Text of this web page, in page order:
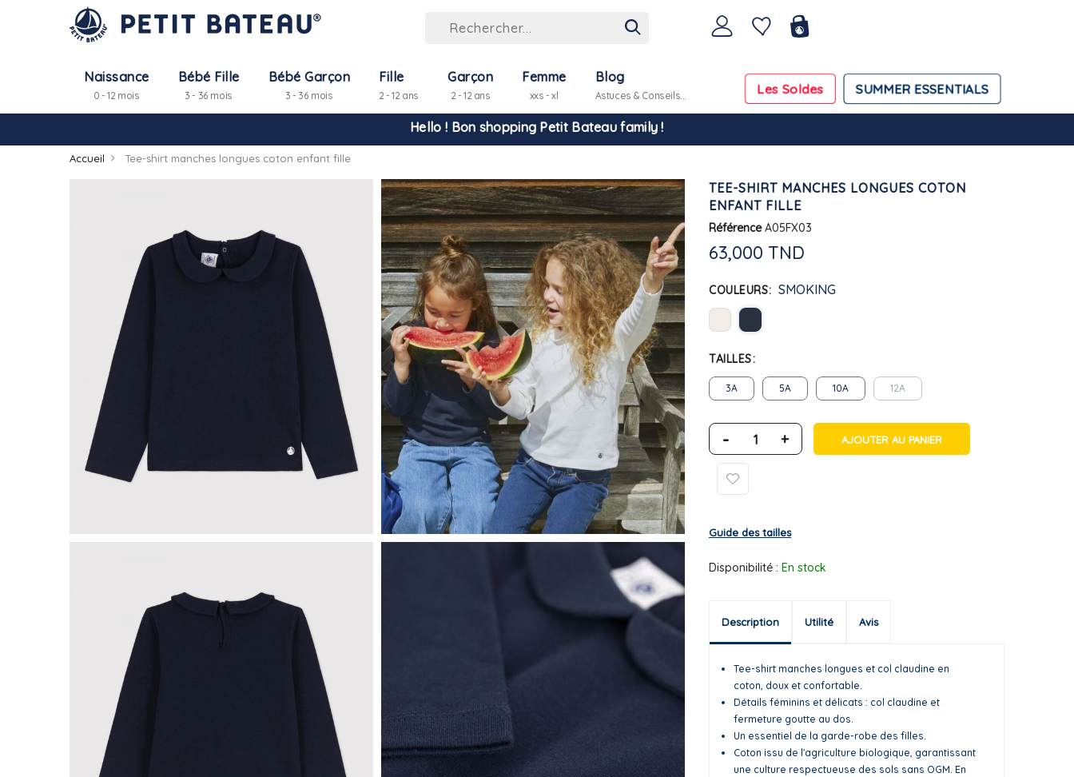
Naissance
0 - 12 mois
Bébé Fille
3 - 36 mois
Bébé Garçon
3 - 36 mois
Fille
2 - 12 ans
Garçon
2 - 12 ans
Femme
xxs - xl SUMMER ESSENTIALS
Les Soldes
Blog
Astuces & Conseils...
Hello ! Bon shopping Petit Bateau family !
La livraison est assurée partout en Tunisie !
Accueil Tee-shirt manches longues coton enfant fille
TEE-SHIRT MANCHES LONGUES COTON
ENFANT FILLE
Référence A05FX03
63,000 TND
COULEURS SMOKING
TAILLES
3A 5A 10A 12A
- + AJOUTER AU PANIER
Guide des tailles
Disponibilité : En stock
Description Utilité Avis
Tee-shirt manches longues et col claudine en
coton, doux et confortable.
Détails féminins et délicats : col claudine et
fermeture goutte au dos.
Un essentiel de la garde-robe des filles.
Coton issu de l'agriculture biologique, garantissant
une culture respectueuse des sols sans OGM. En